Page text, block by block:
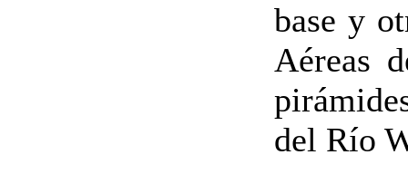
base y
Aéreas
del Río